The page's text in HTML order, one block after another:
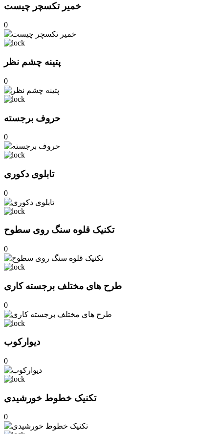
خمیر تکسچر چیست
0
پتینه چشم نظر
0
حروف برجسته
0
تابلوی دکوری
0
تکنیک قلوه سنگ روی سطوح
0
طرح های مختلف برجسته کاری
0
دیوارکوب
0
تکنیک خطوط خورشیدی
0